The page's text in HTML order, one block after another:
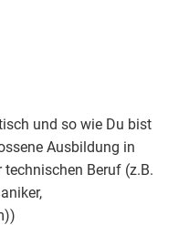
und so wie Du bist
Ausbildung in
Beruf (z.B.